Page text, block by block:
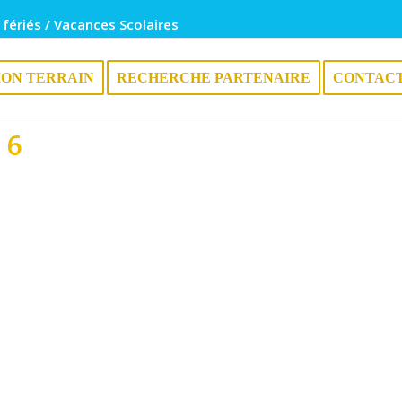
/ Vacances Scolaires
TERRAIN RECHERCHE PARTENAIRE